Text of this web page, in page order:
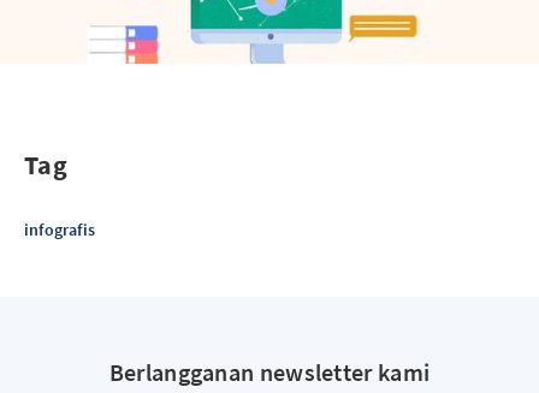
Tag
infografis
Berlangganan newsletter kami